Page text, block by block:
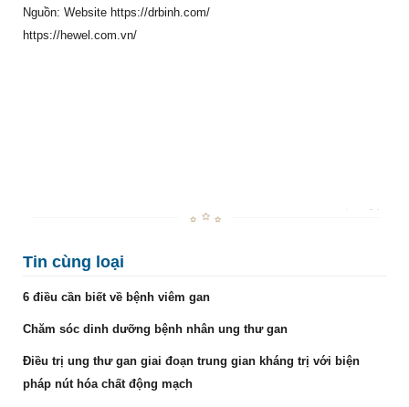
Nguồn: Website https://drbinh.com/
https://hewel.com.vn/
Tin cùng loại
6 điều cần biết về bệnh viêm gan
Chăm sóc dinh dưỡng bệnh nhân ung thư gan
Điều trị ung thư gan giai đoạn trung gian kháng trị với biện
pháp nút hóa chất động mạch